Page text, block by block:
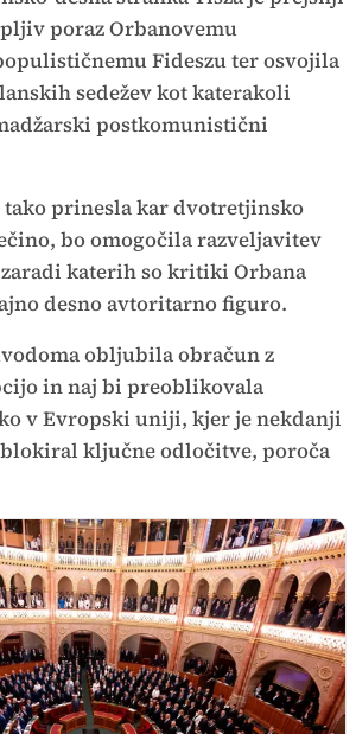
poraz Orbanovemu
Fideszu ter osvojila
sedežev kot katerakoli
postkomunistični
tako prinesla kar dvotretjinsko
bo omogočila razveljavitev
katerih so kritiki Orbana
desno avtoritarno figuro.
obljubila obračun z
in naj bi preoblikovala
v Evropski uniji, kjer je nekdanji
ključne odločitve, poroča